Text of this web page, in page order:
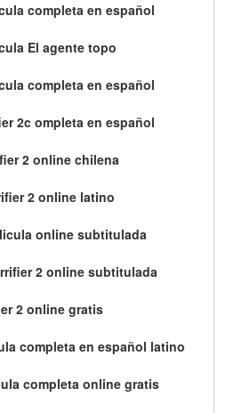
completa en español
El agente topo
completa en español
2c ompleta en español
2 online chilena
2 online latino
online subtitulada
2 online subtitulada
2 online gratis
completa en español latino
completa online gratis